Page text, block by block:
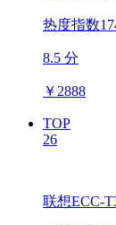
热度指数
8.5 分
￥ 2888
TOP
26
联想ECC-